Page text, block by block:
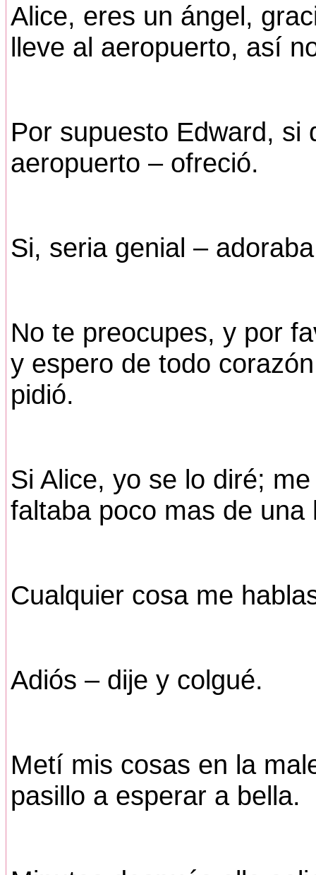
Alice, eres un ángel,
lleve al aeropuerto, así
Por supuesto Edward, si
aeropuerto – ofreció.
Si, seria genial –
No te preocupes, y por
y espero de todo
pidió.
Si Alice, yo se lo diré;
faltaba poco mas de una
Cualquier cosa me
Adiós – dije y colgué.
Metí mis cosas en la
pasillo a esperar a bella.